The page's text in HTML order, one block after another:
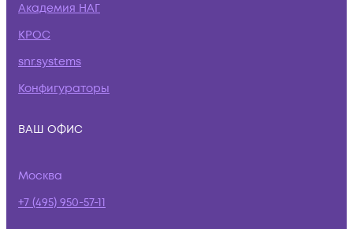
Академия НАГ
КРОС
snr.systems
Конфигураторы
ВАШ ОФИС
Москва
+7 (495) 950-57-11